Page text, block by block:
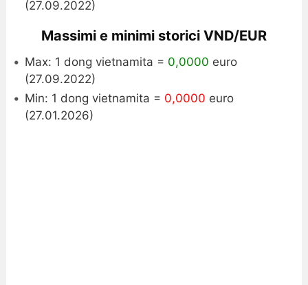
(27.09.2022)
Massimi e minimi storici VND/EUR
Max: 1 dong vietnamita = 0,0000 euro
(27.09.2022)
Min: 1 dong vietnamita = 0,0000 euro
(27.01.2026)